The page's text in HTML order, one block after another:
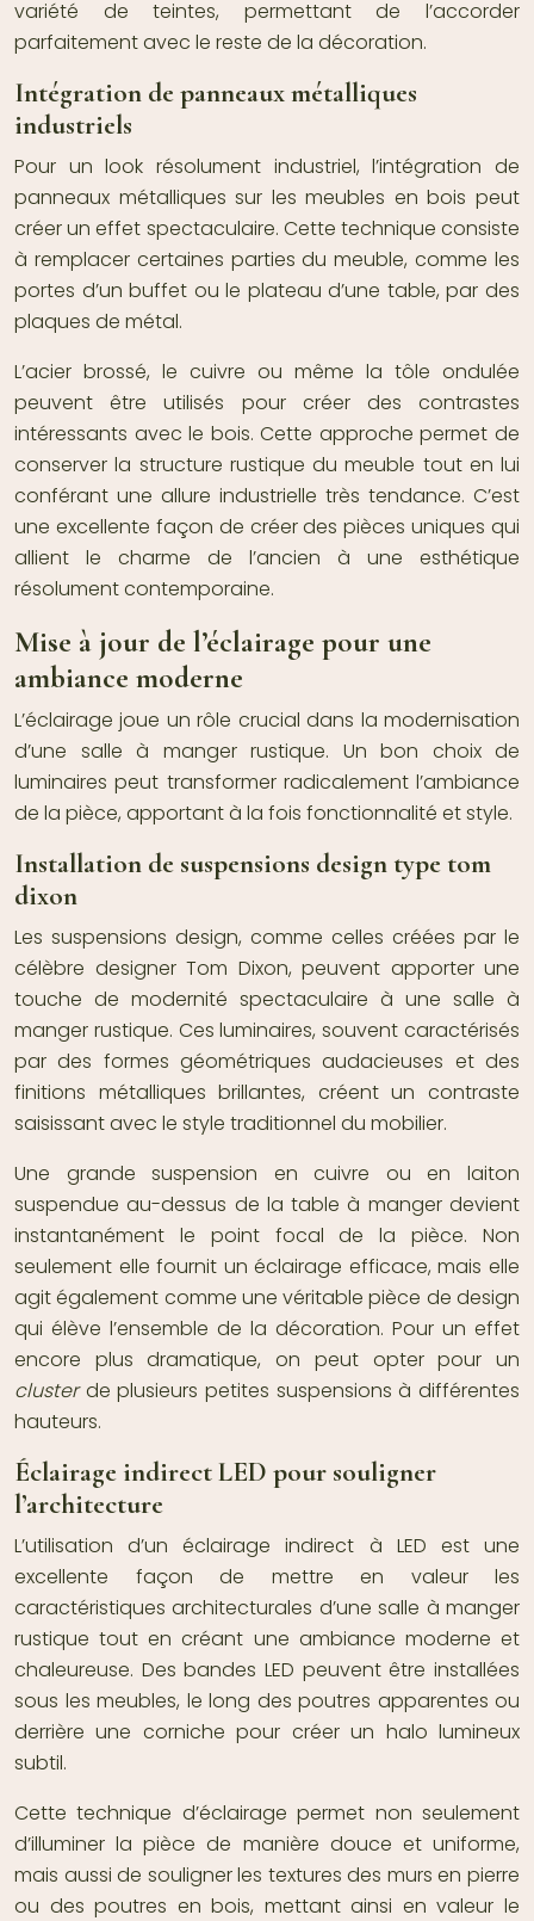
variété de teintes, permettant de l’accorder
parfaitement avec le reste de la décoration.
Intégration de panneaux métalliques
industriels
Pour un look résolument industriel, l’intégration de
panneaux métalliques sur les meubles en bois peut
créer un effet spectaculaire. Cette technique consiste
à remplacer certaines parties du meuble, comme les
portes d’un buffet ou le plateau d’une table, par des
plaques de métal.
L’acier brossé, le cuivre ou même la tôle ondulée
peuvent être utilisés pour créer des contrastes
intéressants avec le bois. Cette approche permet de
conserver la structure rustique du meuble tout en lui
conférant une allure industrielle très tendance. C’est
une excellente façon de créer des pièces uniques qui
allient le charme de l’ancien à une esthétique
résolument contemporaine.
Mise à jour de l’éclairage pour une
ambiance moderne
L’éclairage joue un rôle crucial dans la modernisation
d’une salle à manger rustique. Un bon choix de
luminaires peut transformer radicalement l’ambiance
de la pièce, apportant à la fois fonctionnalité et style.
Installation de suspensions design type tom
dixon
Les suspensions design, comme celles créées par le
célèbre designer Tom Dixon, peuvent apporter une
touche de modernité spectaculaire à une salle à
manger rustique. Ces luminaires, souvent caractérisés
par des formes géométriques audacieuses et des
finitions métalliques brillantes, créent un contraste
saisissant avec le style traditionnel du mobilier.
Une grande suspension en cuivre ou en laiton
suspendue au-dessus de la table à manger devient
instantanément le point focal de la pièce. Non
seulement elle fournit un éclairage efficace, mais elle
agit également comme une véritable pièce de design
qui élève l’ensemble de la décoration. Pour un effet
encore plus dramatique, on peut opter pour un
clusterde plusieurs petites suspensions à différentes
hauteurs.
Éclairage indirect LED pour souligner
l’architecture
L’utilisation d’un éclairage indirect à LED est une
excellente façon de mettre en valeur les
caractéristiques architecturales d’une salle à manger
rustique tout en créant une ambiance moderne et
chaleureuse. Des bandes LED peuvent être installées
sous les meubles, le long des poutres apparentes ou
derrière une corniche pour créer un halo lumineux
subtil.
Cette technique d’éclairage permet non seulement
d’illuminer la pièce de manière douce et uniforme,
mais aussi de souligner les textures des murs en pierre
ou des poutres en bois, mettant ainsi en valeur le